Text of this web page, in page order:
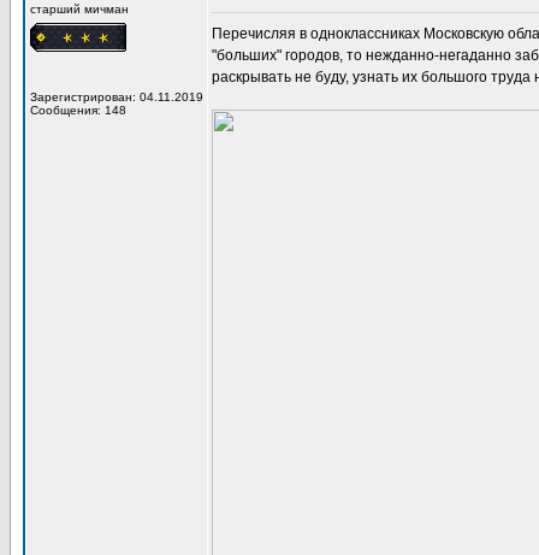
старший мичман
Зарегистрирован: 04.11.2019
Сообщения: 148
Перечисляя в одноклассниках Московскую
"больших" городов, то нежданно-негаданно
раскрывать не буду, узнать их большого труда